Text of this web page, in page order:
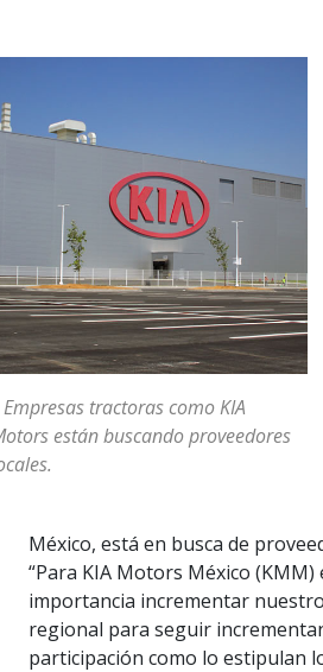
Empresas tractoras como KIA
están buscando proveedores
México, está en busca de
“Para KIA Motors México (KMM)
importancia incrementar
regional para seguir
participación como lo estipulan